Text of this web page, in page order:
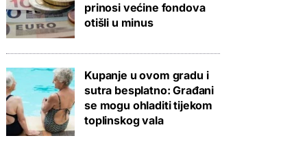
prinosi većine fondova
otišli u minus
Kupanje u ovom gradu i
sutra besplatno: Građani
se mogu ohladiti tijekom
toplinskog vala